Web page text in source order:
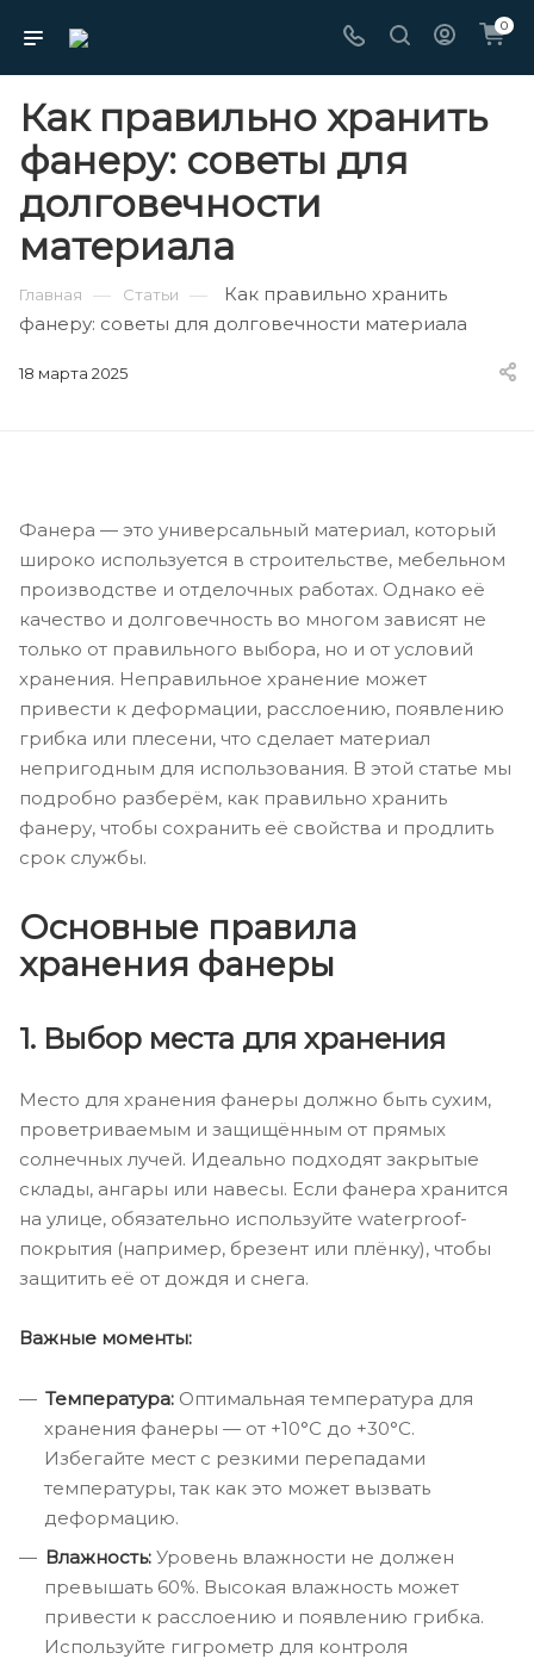
0
Как правильно хранить
фанеру: советы для
долговечности
материала
Главная — Статьи —
Как правильно хранить
фанеру: советы для долговечности материала
18 марта 2025
Фанера — это универсальный материал, который
широко используется в строительстве, мебельном
производстве и отделочных работах. Однако её
качество и долговечность во многом зависят не
только от правильного выбора, но и от условий
хранения. Неправильное хранение может
привести к деформации, расслоению, появлению
грибка или плесени, что сделает материал
непригодным для использования. В этой статье мы
подробно разберём, как правильно хранить
фанеру, чтобы сохранить её свойства и продлить
срок службы.
Основные правила
хранения фанеры
1. Выбор места для хранения
Место для хранения фанеры должно быть сухим,
проветриваемым и защищённым от прямых
солнечных лучей. Идеально подходят закрытые
склады, ангары или навесы. Если фанера хранится
на улице, обязательно используйте waterproof-
покрытия (например, брезент или плёнку), чтобы
защитить её от дождя и снега.
Важные моменты:
Температура: Оптимальная температура для
хранения фанеры — от +10°C до +30°C.
Избегайте мест с резкими перепадами
температуры, так как это может вызвать
деформацию.
Влажность: Уровень влажности не должен
превышать 60%. Высокая влажность может
привести к расслоению и появлению грибка.
Используйте гигрометр для контроля